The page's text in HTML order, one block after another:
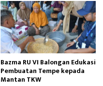
Bazma RU VI Balongan Edukasi
Pembuatan Tempe kepada
Mantan TKW